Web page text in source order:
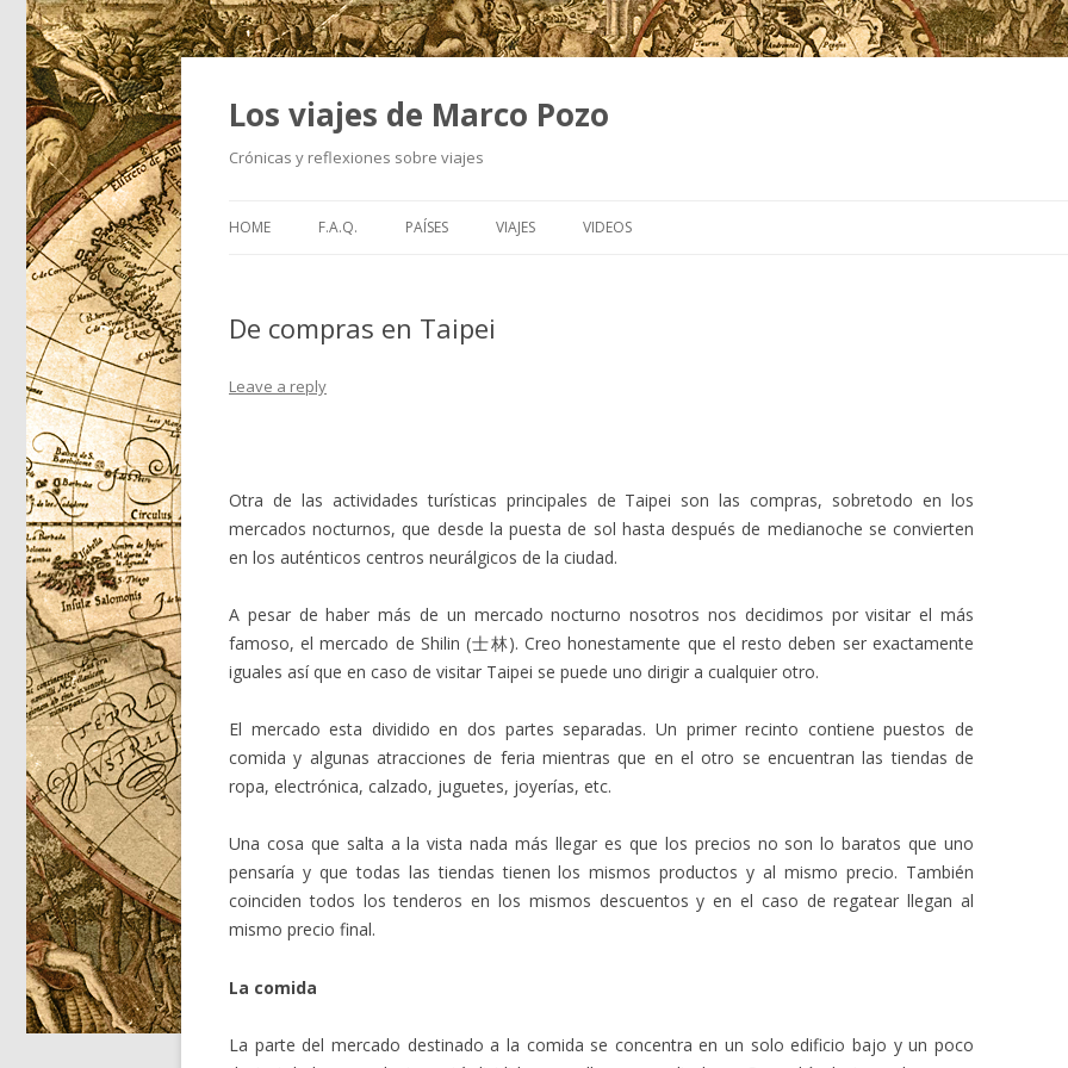
Los viajes de Marco Pozo
Crónicas y reflexiones sobre viajes
HOME F.A.Q. PAÍSES VIAJES VIDEOS
De compras en Taipei
Leave a reply
Otra de las actividades turísticas principales de Taipei son las compras, sobretodo en los
mercados nocturnos, que desde la puesta de sol hasta después de medianoche se convierten
en los auténticos centros neurálgicos de la ciudad.
A pesar de haber más de un mercado nocturno nosotros nos decidimos por visitar el más
famoso, el mercado de Shilin (士林). Creo honestamente que el resto deben ser exactamente
iguales así que en caso de visitar Taipei se puede uno dirigir a cualquier otro.
El mercado esta dividido en dos partes separadas. Un primer recinto contiene puestos de
comida y algunas atracciones de feria mientras que en el otro se encuentran las tiendas de
ropa, electrónica, calzado, juguetes, joyerías, etc.
Una cosa que salta a la vista nada más llegar es que los precios no son lo baratos que uno
pensaría y que todas las tiendas tienen los mismos productos y al mismo precio. También
coinciden todos los tenderos en los mismos descuentos y en el caso de regatear llegan al
mismo precio final.
La comida
La parte del mercado destinado a la comida se concentra en un solo edificio bajo y un poco